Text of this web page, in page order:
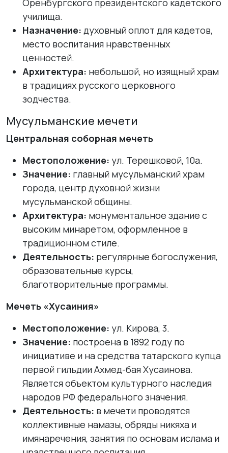
Оренбургского президентского кадетского
училища.
Назначение: духовный оплот для кадетов,
место воспитания нравственных
ценностей.
Архитектура: небольшой, но изящный храм
в традициях русского церковного
зодчества.
Мусульманские мечети
Центральная соборная мечеть
Местоположение: ул. Терешковой, 10а.
Значение: главный мусульманский храм
города, центр духовной жизни
мусульманской общины.
Архитектура: монументальное здание с
высоким минаретом, оформленное в
традиционном стиле.
Деятельность: регулярные богослужения,
образовательные курсы,
благотворительные программы.
Мечеть «Хусаиния»
Местоположение: ул. Кирова, 3.
Значение: построена в 1892 году по
инициативе и на средства татарского купца
первой гильдии Ахмед-бая Хусаинова.
Является объектом культурного наследия
народов РФ федерального значения.
Деятельность: в мечети проводятся
коллективные намазы, обряды никяха и
имянаречения, занятия по основам ислама и